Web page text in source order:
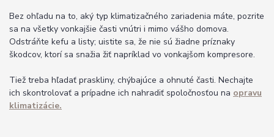
Bez ohľadu na to, aký typ klimatizačného zariadenia máte, pozrite
sa na všetky vonkajšie časti vnútri i mimo vášho domova.
Odstráňte kefu a listy; uistite sa, že nie sú žiadne príznaky
škodcov, ktorí sa snažia žiť napríklad vo vonkajšom kompresore.
Tiež treba hľadať praskliny, chýbajúce a ohnuté časti. Nechajte
ich skontrolovať a prípadne ich nahradiť spoločnosťou na opravu
klimatizácie.